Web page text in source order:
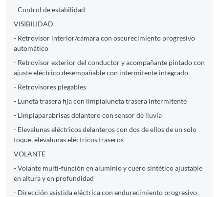
- Control de estabilidad
VISIBILIDAD
- Retrovisor interior/cámara con oscurecimiento progresivo
automático
- Retrovisor exterior del conductor y acompañante pintado con
ajuste eléctrico desempañable con intermitente integrado
- Retrovisores plegables
- Luneta trasera fija con limpialuneta trasera intermitente
- Limpiaparabrisas delantero con sensor de lluvia
- Elevalunas eléctricos delanteros con dos de ellos de un solo
toque, elevalunas eléctricos traseros
VOLANTE
- Volante multi-función en aluminio y cuero sintético ajustable
en altura y en profundidad
- Dirección asistida eléctrica con endurecimiento progresivo